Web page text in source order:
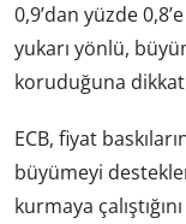
0,9’dan yüzde
yukarı yönlü,
koruduğuna
ECB, fiyat
büyümeyi
kurmaya